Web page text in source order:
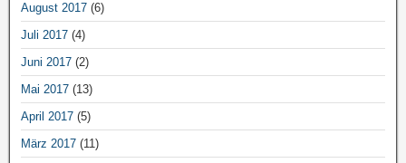
August 2017 (6)
Juli 2017 (4)
Juni 2017 (2)
Mai 2017 (13)
April 2017 (5)
März 2017 (11)